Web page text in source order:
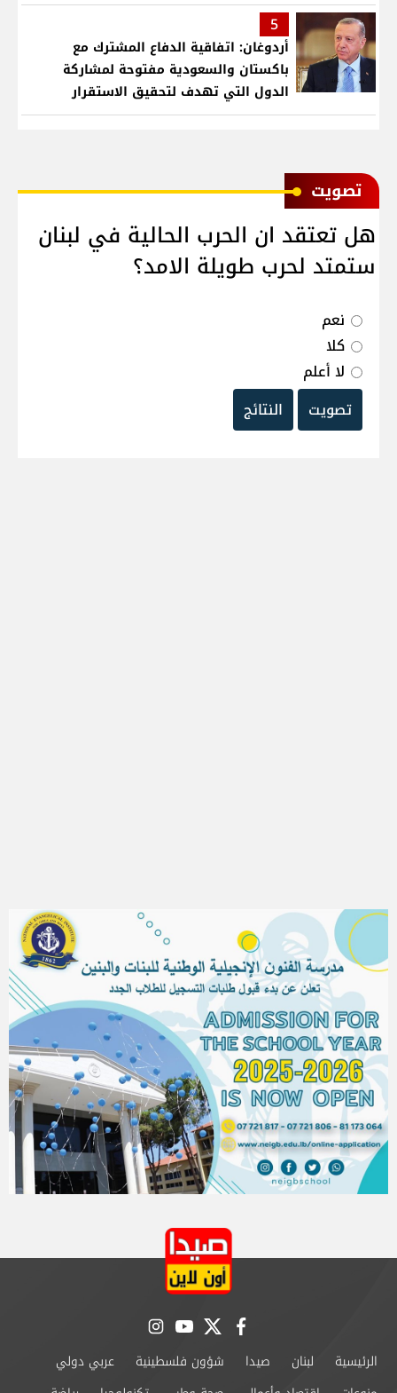
5
أردوغان: اتفاقية الدفاع المشترك مع
باكستان والسعودية مفتوحة لمشاركة
الدول التي تهدف لتحقيق الاستقرار
بمنطقتنا
ﺗﺼﻮﻳﺖ
هل تعتقد ان الحرب الحالية في لبنان
ستمتد لحرب طويلة الامد؟
نعم
كلا
لا أعلم
تصويت
النتائج
facebook
twitter
youtube
instagram
الرئيسية لبنان صيدا شؤون فلسطينية
عربي دولي